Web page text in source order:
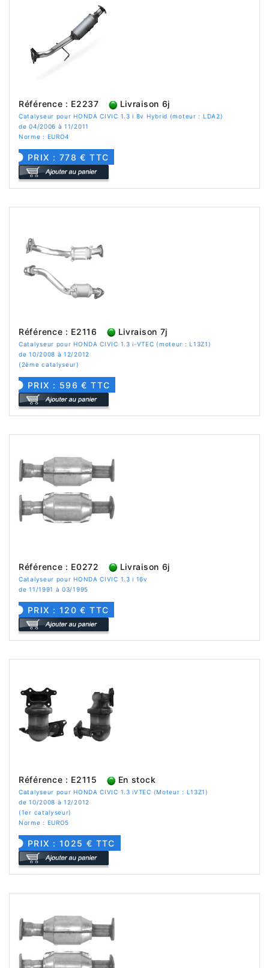
Référence : E2237 Livraison 6j
Catalyseur pour HONDA CIVIC 1.3 i 8v Hybrid (moteur : LDA2)
de 04/2006 à 11/2011
Norme : EURO4
PRIX : 778 € TTC
Référence : E2116 Livraison 7j
Catalyseur pour HONDA CIVIC 1.3 i-VTEC (moteur : L13Z1)
de 10/2008 à 12/2012
(2ème catalyseur)
PRIX : 596 € TTC
Référence : E0272 Livraison 6j
Catalyseur pour HONDA CIVIC 1.3 i 16v
de 11/1991 à 03/1995
PRIX : 120 € TTC
Référence : E2115 En stock
Catalyseur pour HONDA CIVIC 1.3 iVTEC (Moteur : L13Z1)
de 10/2008 à 12/2012
(1er catalyseur)
Norme : EURO5
PRIX : 1025 € TTC